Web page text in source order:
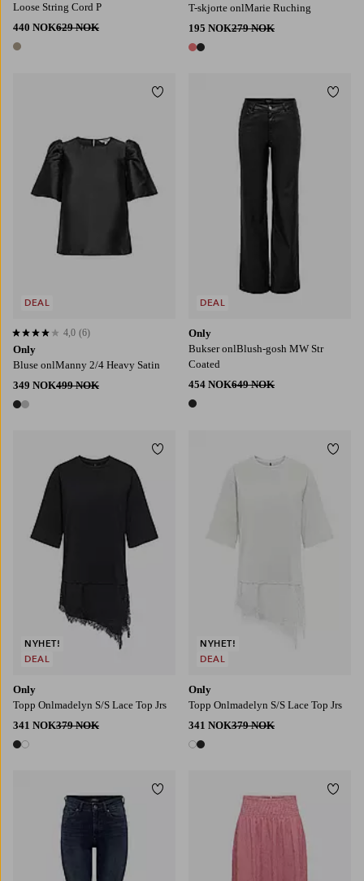
Loose String Cord P
440 NOK629 NOK
1 farge
T-skjorte onlMarie Ruching
195 NOK279 NOK
2 farger
Only
Bluse onlManny 2/4 Heavy Satin
349 NOK499 NOK
2 farger
4,0 basert på 6 karaktergivninger
4,0 (6)
DEAL
Legg til favoritter
Only
Bukser onlBlush-gosh MW Str
Coated
454 NOK649 NOK
1 farge
DEAL
M32
Only
Topp Onlmadelyn S/S Lace Top Jrs
341 NOK379 NOK
2 farger
NYHET!
DEAL
Legg til favoritter
XL
Only
Topp Onlmadelyn S/S Lace Top Jrs
341 NOK379 NOK
2 farger
NYHET!
DEAL
Legg til favoritter